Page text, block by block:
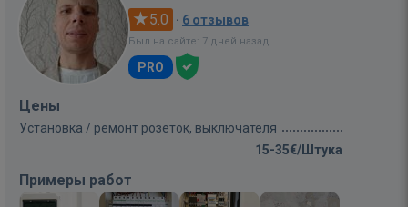
5.0 · 6 отзывов
Был на сайте: 7 дней назад
PRO
Цены
Установка / ремонт розеток, выключателя
15-35€/Штука
Примеры работ